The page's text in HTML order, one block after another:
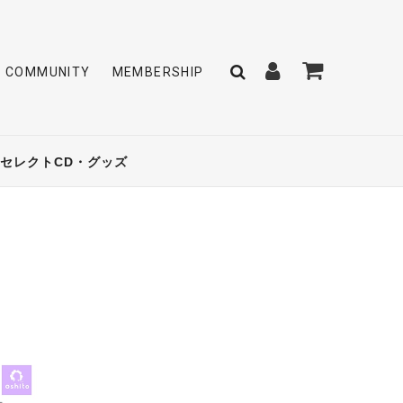
COMMUNITY MEMBERSHIP
セレクトCD・グッズ